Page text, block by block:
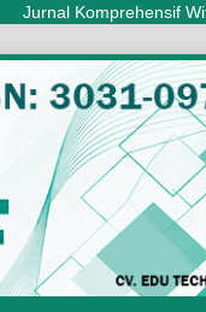
Komprehensif With a